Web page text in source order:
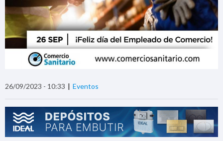
26/09/2023 - 10:33 Eventos